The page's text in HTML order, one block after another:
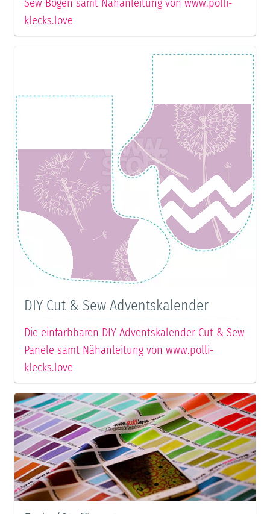
Sew Bogen samt Nähanleitung von www.polli-
klecks.love
DIY Cut & Sew Adventskalender
Die einfärbbaren DIY Adventskalender Cut & Sew
Panele samt Nähanleitung von www.polli-
klecks.love